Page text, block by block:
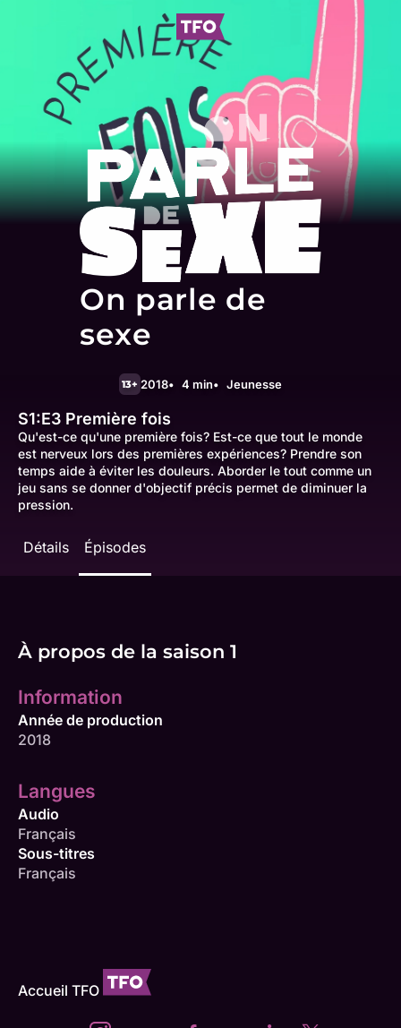
On parle de
sexe
13+ 2018 4 min Jeunesse
S1:E3 Première fois
Qu'est-ce qu'une première fois? Est-ce que tout le monde
est nerveux lors des premières expériences? Prendre son
temps aide à éviter les douleurs. Aborder le tout comme un
jeu sans se donner d'objectif précis permet de diminuer la
pression.
Détails Épisodes
À propos de la saison 1
Information
Année de production
2018
Langues
Audio
Français
Sous-titres
Français
Accueil TFO